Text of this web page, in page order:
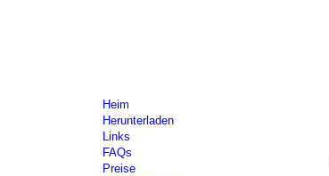
Heim
Herunterladen
Links
FAQs
Preise